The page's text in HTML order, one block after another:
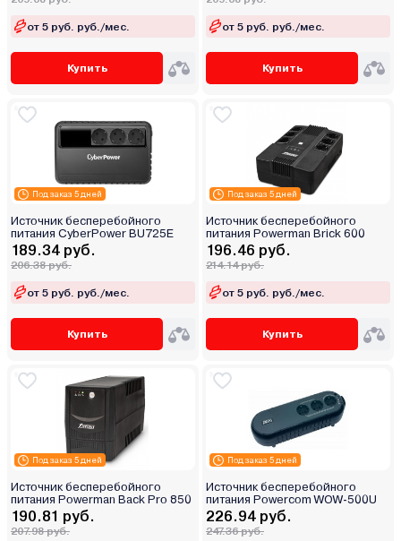
от 5 руб. руб./мес.
Купить
от 5 руб. руб./мес.
Купить
Под заказ 5 дней
Источник бесперебойного
питания CyberPower BU725E
189.34 руб.
206.38 руб.
от 5 руб. руб./мес.
Купить
Под заказ 5 дней
Источник бесперебойного
питания Powerman Brick 600
196.46 руб.
214.14 руб.
от 5 руб. руб./мес.
Купить
Под заказ 5 дней
Источник бесперебойного
питания Powerman Back Pro 850
190.81 руб.
207.98 руб.
Под заказ 5 дней
Источник бесперебойного
питания Powerсom WOW-500U
226.94 руб.
247.36 руб.